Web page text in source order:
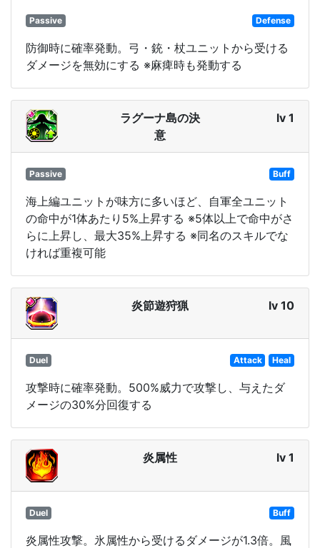
Passive Defense
防御時に確率発動。弓・銃・杖ユニットから受ける
ダメージを無効にする ※麻痺時も発動する
ラグーナ島の決
意
lv 1
Passive Buff
海上編ユニットが味方に多いほど、自軍全ユニット
の命中が1体あたり5%上昇する ※5体以上で命中がさ
らに上昇し、最大35%上昇する ※同名のスキルでな
ければ重複可能
炎節遊狩猟 lv 10
Duel Attack Heal
攻撃時に確率発動。500%威力で攻撃し、与えたダ
メージの30%分回復する
炎属性 lv 1
Duel Buff
炎属性攻撃。氷属性から受けるダメージが1.3倍。風